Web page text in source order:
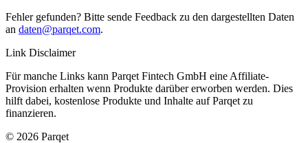
Fehler gefunden? Bitte sende Feedback zu den dargestellten Daten
an daten@parqet.com.
Link Disclaimer
Für manche Links kann Parqet Fintech GmbH eine Affiliate-
Provision erhalten wenn Produkte darüber erworben werden. Dies
hilft dabei, kostenlose Produkte und Inhalte auf Parqet zu
finanzieren.
© 2026 Parqet